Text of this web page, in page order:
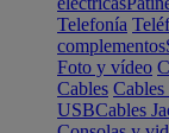
Telefonía
complementos
Foto y vídeo
Cables
USBCables